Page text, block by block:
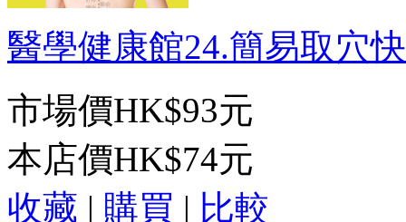
醫學健康館24.簡易取穴
市場價HK$93元
本店價HK$74元
收藏 | 購買 | 比較